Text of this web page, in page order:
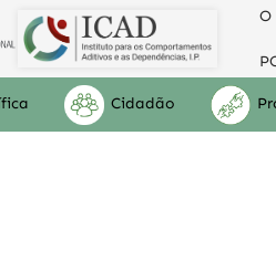
O
Cidadão